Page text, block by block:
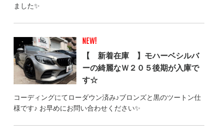
ました✨
NEW!
【 新着在庫 】モハーベシルバ
ーの綺麗なＷ２０５後期が入庫で
す☆
コーディングにてローダウン済み♪ブロンズと黒のツートン仕
様です♪ お早めにお問い合わせください✨